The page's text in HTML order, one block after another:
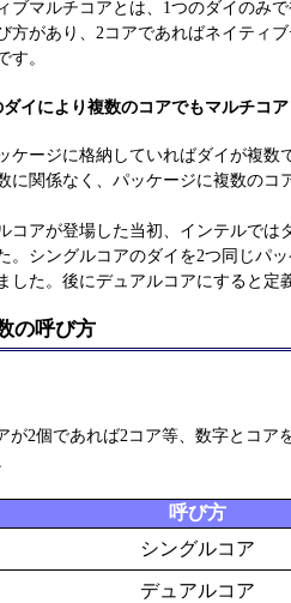
ブマルチコアとは、1つのダイのみ
方があり、2コアであればネイティ
す。
イにより複数のコアでもマルチコア
ケージに格納していればダイが複
に関係なく、パッケージに複数のコ
コアが登場した当初、インテルでは
。シングルコアのダイを2つ同じパ
した。後にデュアルコアにすると定
の呼び方
が2個であれば2コア等、数字とコ
呼び方
シングルコア
デュアルコア